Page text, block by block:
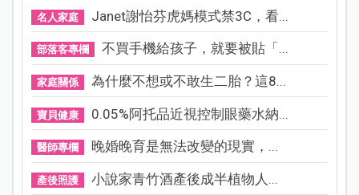
名人家庭 Janet謝怡芬虎媽模式禁3C，看...
部落客專欄 不買手機給孩子，就要被貼「...
家庭關係 為什麼不想或不敢生二胎？這8...
寶貝健康 0.05%阿托品近視控制眼藥水納...
醫師專欄 晚婚晚育是無法改變的現實，...
產後照護 小說家青竹酒產後成半植物人...